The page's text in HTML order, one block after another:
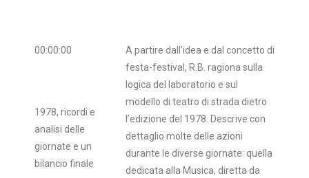
00:00:00
1978, ricordi e
analisi delle
giornate e un
bilancio finale
A partire dall’idea e dal concetto di
festa-festival, R.B. ragiona sulla
logica del laboratorio e sul
modello di teatro di strada dietro
l’edizione del 1978. Descrive con
dettaglio molte delle azioni
durante le diverse giornate: quella
dedicata alla Musica, diretta da